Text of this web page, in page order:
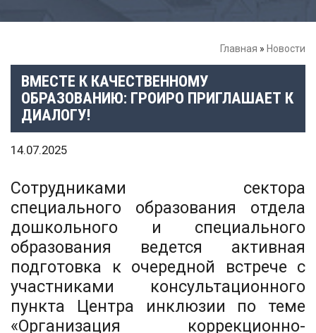
Главная » Новости
ВМЕСТЕ К КАЧЕСТВЕННОМУ
ОБРАЗОВАНИЮ: ГРОИРО ПРИГЛАШАЕТ К
ДИАЛОГУ!
14.07.2025
Сотрудниками сектора
специального образования отдела
дошкольного и специального
образования ведется активная
подготовка к очередной встрече с
участниками консультационного
пункта Центра инклюзии по теме
«Организация коррекционно-